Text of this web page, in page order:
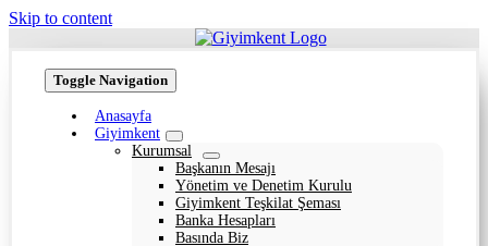
Skip to content
Toggle Navigation
Anasayfa
Giyimkent
Kurumsal
Başkanın Mesajı
Yönetim ve Denetim Kurulu
Giyimkent Teşkilat Şeması
Banka Hesapları
Basında Biz